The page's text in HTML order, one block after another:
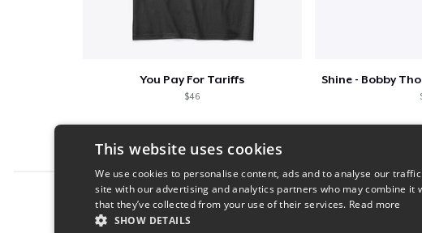
You Pay For Tariffs
$46
Report this product
This website uses cookies
We use cookies to personalise content, ads and to analyse our
site with our advertising and analytics partners who may combine
that they’ve collected from your use of their services. Read more
SHOW DETAILS